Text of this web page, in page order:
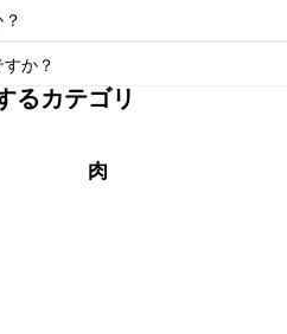
か？
中が目安です。なるべくお早めにお
るカテゴリ
肉